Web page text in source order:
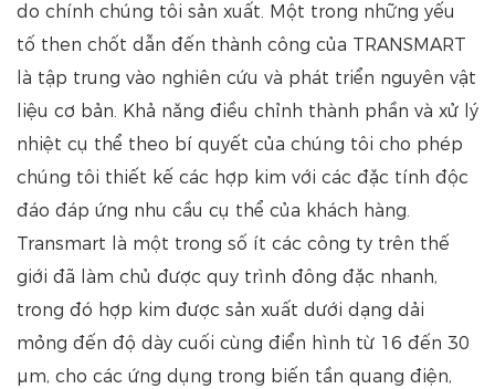
do chính chúng tôi sản xuất. Một trong những yếu
tố then chốt dẫn đến thành công của TRANSMART
là tập trung vào nghiên cứu và phát triển nguyên vật
liệu cơ bản. Khả năng điều chỉnh thành phần và xử lý
nhiệt cụ thể theo bí quyết của chúng tôi cho phép
chúng tôi thiết kế các hợp kim với các đặc tính độc
đáo đáp ứng nhu cầu cụ thể của khách hàng.
Transmart là một trong số ít các công ty trên thế
giới đã làm chủ được quy trình đông đặc nhanh,
trong đó hợp kim được sản xuất dưới dạng dải
mỏng đến độ dày cuối cùng điển hình từ 16 đến 30
μm, cho các ứng dụng trong biến tần quang điện,